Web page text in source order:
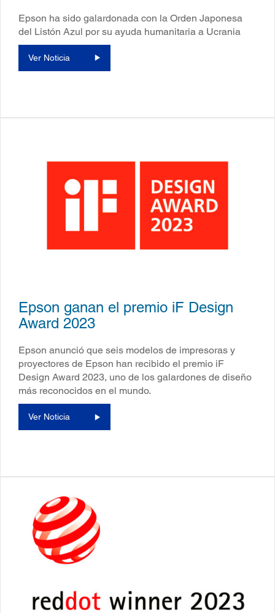
Epson ha sido galardonada con la Orden Japonesa
del Listón Azul por su ayuda humanitaria a Ucrania
Ver Noticia
Epson ganan el premio iF Design
Award 2023
Epson anunció que seis modelos de impresoras y
proyectores de Epson han recibido el premio iF
Design Award 2023, uno de los galardones de diseño
más reconocidos en el mundo.
Ver Noticia